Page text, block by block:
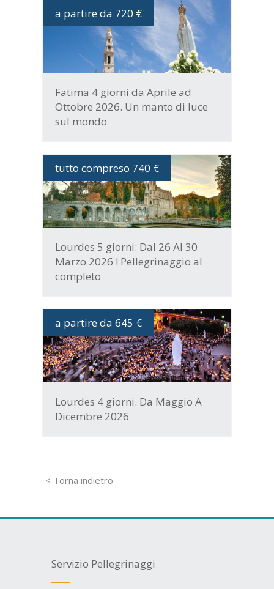
a partire da 720 €
DATE E PROGRAMMA
Fatima 4 giorni da Aprile ad
Ottobre 2026. Un manto di luce
sul mondo
tutto compreso 740 €
DATE E PROGRAMMA
Lourdes 5 giorni: Dal 26 Al 30
Marzo 2026 ! Pellegrinaggio al
completo
a partire da 645 €
DATE E PROGRAMMA
Lourdes 4 giorni. Da Maggio A
Dicembre 2026
< Torna indietro
Servizio Pellegrinaggi